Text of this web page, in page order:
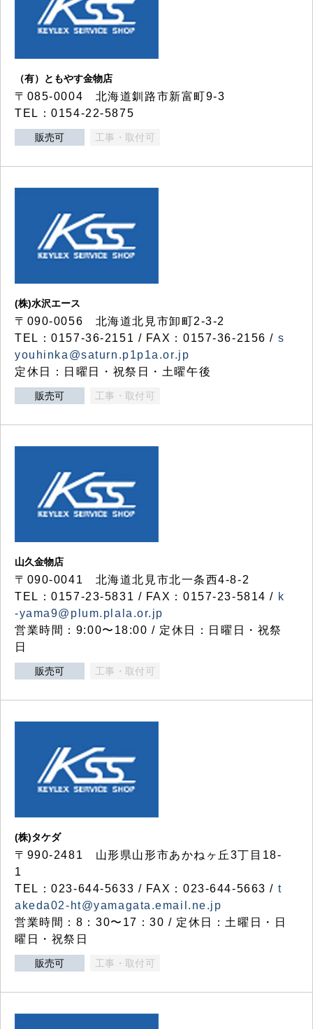
（有）ともやす金物店
〒085-0004 北海道釧路市新富町9-3
TEL：0154-22-5875
販売可 工事・取付可
(株)水沢エース
〒090-0056 北海道北見市卸町2-3-2
TEL：0157-36-2151 / FAX：0157-36-2156 / s
youhinka@saturn.p1p1a.or.jp
定休日：日曜日・祝祭日・土曜午後
販売可 工事・取付可
山久金物店
〒090-0041 北海道北見市北一条西4-8-2
TEL：0157-23-5831 / FAX：0157-23-5814 / k
-yama9@plum.plala.or.jp
営業時間：9:00〜18:00 / 定休日：日曜日・祝祭
日
販売可 工事・取付可
(株)タケダ
〒990-2481 山形県山形市あかねヶ丘3丁目18-
1
TEL：023-644-5633 / FAX：023-644-5663 / t
akeda02-ht@yamagata.email.ne.jp
営業時間：8：30〜17：30 / 定休日：土曜日・日
曜日・祝祭日
販売可 工事・取付可